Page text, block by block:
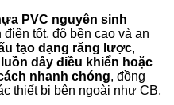
PVC nguyên sinh
điện tốt, độ bền cao và an
tạo dạng răng lược,
luồn dây điều khiển hoặc
nhanh chóng, đồng
thiết bị bên ngoài như CB,